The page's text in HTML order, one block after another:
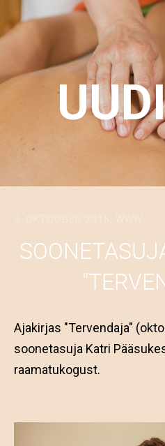
Ajakirjas "Tervendaja"
soonetasuja Katri
raamatukogust.